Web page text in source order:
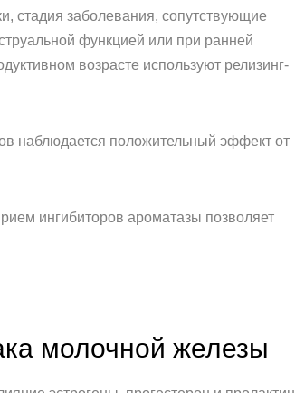
стадия заболевания, сопутствующие
функцией или при ранней
возрасте используют релизинг-
наблюдается положительный эффект от
ингибиторов ароматазы позволяет
молочной железы